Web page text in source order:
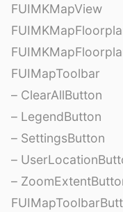
FUIMKMapView
FUIMapToolbar
– ClearAllButton
– LegendButton
– SettingsButton
–
–